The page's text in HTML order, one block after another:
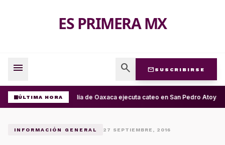
ES PRIMERA MX
menu search mail SUSCRIBIRSE
ÚLTIMA HORAFiscalía de Oaxaca ejecuta cateo en San Pedro
INFORMACIÓN GENERAL 27 SEPTIEMBRE, 2016